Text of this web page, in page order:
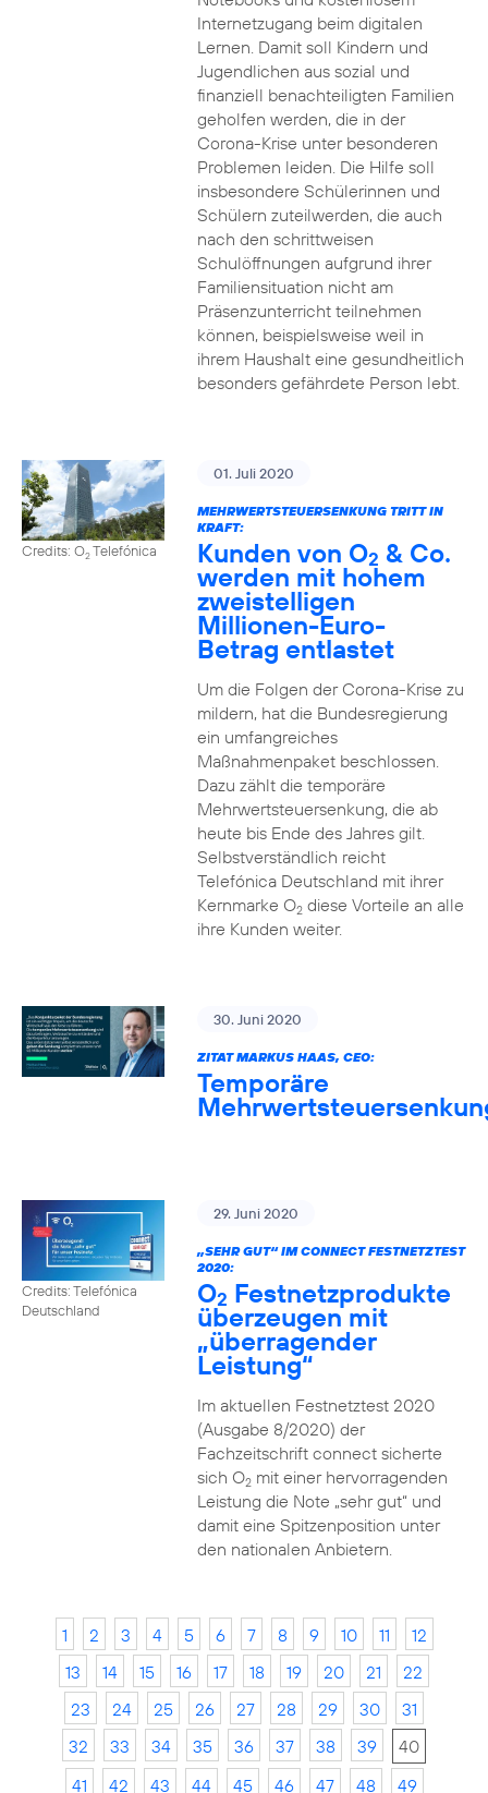
Internetzugang beim digitalen
Lernen. Damit soll Kindern und
Jugendlichen aus sozial und
finanziell benachteiligten Familien
geholfen werden, die in der
Corona-Krise unter besonderen
Problemen leiden. Die Hilfe soll
insbesondere Schülerinnen und
Schülern zuteilwerden, die auch
nach den schrittweisen
Schulöffnungen aufgrund ihrer
Familiensituation nicht am
Präsenzunterricht teilnehmen
können, beispielsweise weil in
ihrem Haushalt eine gesundheitlich
besonders gefährdete Person lebt.
Credits: O2Telefónica
01. Juli 2020
MEHRWERTSTEUERSENKUNG TRITT IN
KRAFT:
Kunden von O2 & Co.
werden mit hohem
zweistelligen
Millionen-Euro-
Betrag entlastet
Um die Folgen der Corona-Krise zu
mildern, hat die Bundesregierung
ein umfangreiches
Maßnahmenpaket beschlossen.
Dazu zählt die temporäre
Mehrwertsteuersenkung, die ab
heute bis Ende des Jahres gilt.
Selbstverständlich reicht
Telefónica Deutschland mit ihrer
Kernmarke O2diese Vorteile an alle
ihre Kunden weiter.
30. Juni 2020
ZITAT MARKUS HAAS, CEO:
Temporäre
Credits: Telefónica
Deutschland
29. Juni 2020
„SEHR GUT“ IM CONNECT FESTNETZTEST
2020:
O2 Festnetzprodukte
überzeugen mit
„überragender
Leistung“
Im aktuellen Festnetztest 2020
(Ausgabe 8/2020) der
Fachzeitschrift connect sicherte
sich O2mit einer hervorragenden
Leistung die Note „sehr gut“ und
damit eine Spitzenposition unter
den nationalen Anbietern.
1 2 3 4 5 6 7 8 9 10 11
12
13
14 15 16 17 18 19 20 21
22
23
24 25 26 27 28 29 30
31
32
33 34 35 36 37 38 39
40
41
42 43 44 45 46 47 48 49